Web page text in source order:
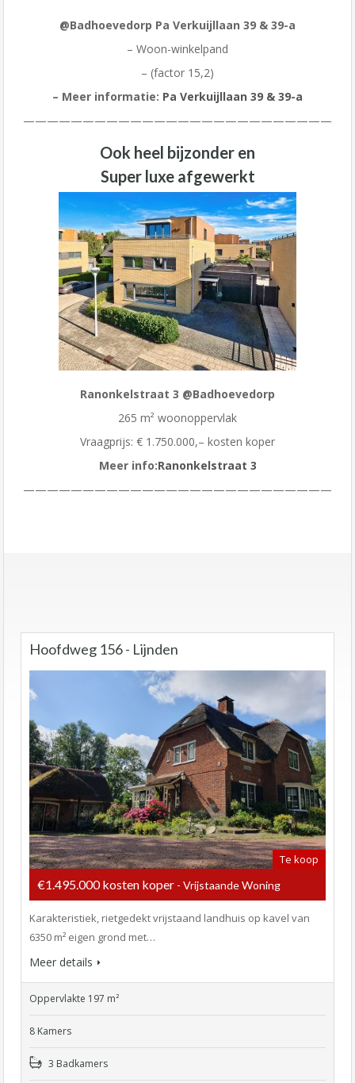
@Badhoevedorp Pa Verkuijllaan 39 & 39-a
– Woon-winkelpand
– (factor 15,2)
– Meer informatie: Pa Verkuijllaan 39 & 39-a
——————————————————————————
Ook heel bijzonder en
Super luxe afgewerkt
Ranonkelstraat 3 @Badhoevedorp
265 m² woonoppervlak
Vraagprijs: € 1.750.000,– kosten koper
Meer info:Ranonkelstraat 3
——————————————————————————
Hoofdweg 156 - Lijnden
Te koop
€1.495.000 kosten koper - Vrijstaande Woning
Karakteristiek, rietgedekt vrijstaand landhuis op kavel van
6350 m² eigen grond met…
Meer details
Oppervlakte 197 m²
8 Kamers
3 Badkamers